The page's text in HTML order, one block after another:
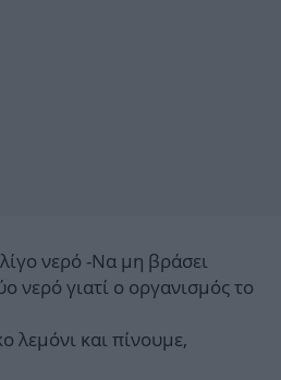
νερό -Να μη βράσει
νερό γιατί ο οργανισμός το
λεμόνι και πίνουμε,